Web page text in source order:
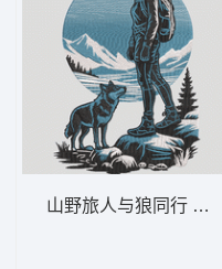
山野旅人与狼同行